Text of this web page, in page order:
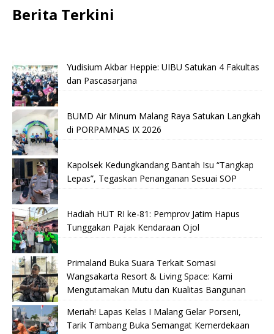
Berita Terkini
Yudisium Akbar Heppie: UIBU Satukan 4 Fakultas
dan Pascasarjana
BUMD Air Minum Malang Raya Satukan Langkah
di PORPAMNAS IX 2026
Kapolsek Kedungkandang Bantah Isu “Tangkap
Lepas”, Tegaskan Penanganan Sesuai SOP
Hadiah HUT RI ke-81: Pemprov Jatim Hapus
Tunggakan Pajak Kendaraan Ojol
Primaland Buka Suara Terkait Somasi
Wangsakarta Resort & Living Space: Kami
Mengutamakan Mutu dan Kualitas Bangunan
Meriah! Lapas Kelas I Malang Gelar Porseni,
Tarik Tambang Buka Semangat Kemerdekaan